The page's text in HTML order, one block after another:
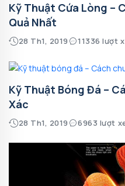
Kỹ Thuật Cứa Lòng –
Quả Nhất
28 Th1, 2019 11336 lượt
Kỹ Thuật Bóng Đá –
Xác
28 Th1, 2019 6963 lượt